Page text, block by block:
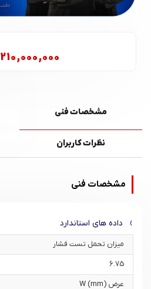
210,000,000
مشخصات فنی
نظرات کاربران
مشخصات فنی
داده های استاندارد
میزان تحمل تست فشار
6.75
عرض W (mm)